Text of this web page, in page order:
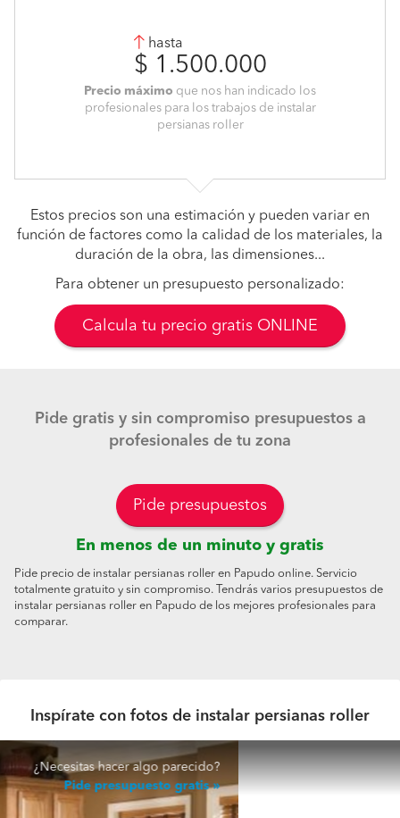
hasta
$ 1.500.000
Precio máximo que nos han indicado los
profesionales para los trabajos de instalar
persianas roller
Estos precios son una estimación y pueden variar en
función de factores como la calidad de los materiales, la
duración de la obra, las dimensiones...
Para obtener un presupuesto personalizado:
Calcula tu precio gratis ONLINE
Pide gratis y sin compromiso presupuestos a
profesionales de tu zona
Pide presupuestos
En menos de un minuto y gratis
Pide precio de instalar persianas roller en Papudo online. Servicio
totalmente gratuito y sin compromiso. Tendrás varios presupuestos de
instalar persianas roller en Papudo de los mejores profesionales para
comparar.
Inspírate con fotos de instalar persianas roller
¿Necesitas hacer algo parecido?
Pide presupuesto gratis